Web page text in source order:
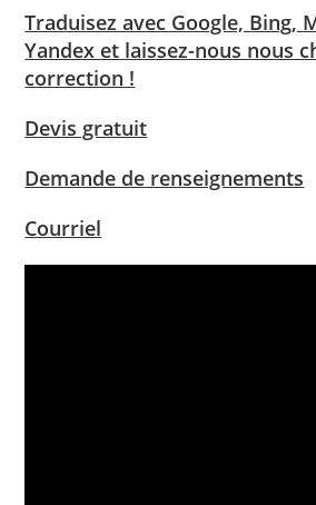
Traduisez avec Google, Bing,
Yandex et laissez-nous nous
correction !
Devis gratuit
Demande de renseignements
Courriel